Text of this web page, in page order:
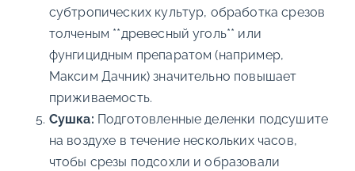
субтропических культур, обработка срезов
толченым **древесный уголь** или
фунгицидным препаратом (например,
Максим Дачник) значительно повышает
приживаемость.
Сушка: Подготовленные деленки подсушите
на воздухе в течение нескольких часов,
чтобы срезы подсохли и образовали